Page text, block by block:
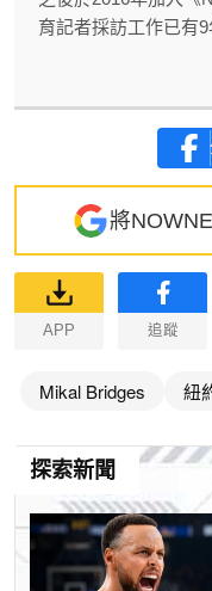
育記者採訪工作已有
將
APP 追蹤
Mikal Bridges 紐
探索新聞